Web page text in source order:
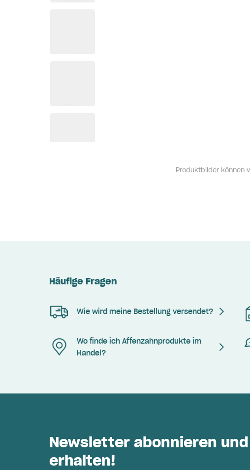
Produktbilder können
Häufige Fragen
Wie wird meine Bestellung versendet?
Wo finde ich Affenzahnprodukte im
Handel?
Newsletter abonnieren und
erhalten!